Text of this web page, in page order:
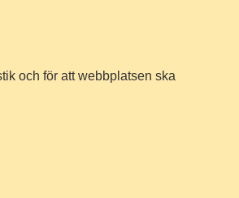
och för att webbplatsen ska